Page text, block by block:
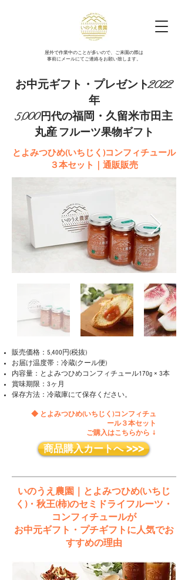
​屋外で作業中のことが多いので、ご来園の際は
事前にメールにてご連絡をお願い致します。
お中元ギフト・プレゼント2022
年
5,000円代の福岡・久留米市田主
丸産 フルーツ果物ギフト
とよみつひめ(いちじく)コンフィチュール
３本セット｜通販販売
販売価格：5,400円(税抜)
お届け温度帯：冷蔵(クール便)
内容量：とよみつひめコンフィチュール170g × 3本
賞味期限：3ヶ月
​保存方法：冷蔵庫にて保存ください。
◆ とよみつひめ(いちじく)コンフィチュ
ール３本セット
ご購入はこちらから ↓
商品購入カートへ >>>
いのうえ農園｜とよみつひめ(いちじ
く)・秋王(柿)のセミドライフルーツ・
コンフィチュールが
お中元ギフト・プチギフトに人気でお
すすめの理由